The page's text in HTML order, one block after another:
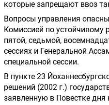
которые запрещают ввоз
Вопросы управления
Комиссией по устойчивому
пятой, седьмой,
сессиях и Генеральной
специальной сессии.
В пункте 23
решений (2002 г.)
заявленную в Повестке дня